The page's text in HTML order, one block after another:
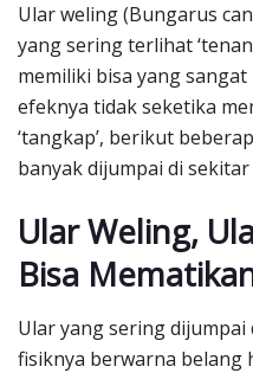
Ular weling (Bungarus
yang sering terlihat
memiliki bisa yang
efeknya tidak seketika
‘tangkap’, berikut
banyak dijumpai di
Ular Weling,
Bisa
Ular yang sering dijumpai
fisiknya berwarna